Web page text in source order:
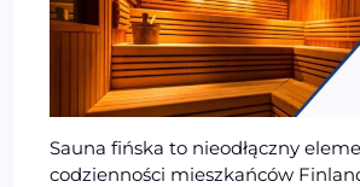
Sauna fińska to nieodłączny
codzienności mieszkańców